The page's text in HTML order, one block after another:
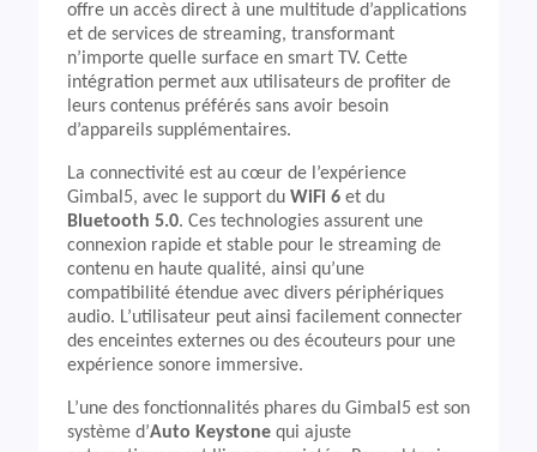
offre un accès direct à une multitude d’applications
et de services de streaming, transformant
n’importe quelle surface en smart TV. Cette
intégration permet aux utilisateurs de profiter de
leurs contenus préférés sans avoir besoin
d’appareils supplémentaires.
La connectivité est au cœur de l’expérience
Gimbal5, avec le support du WiFi 6 et du
Bluetooth 5.0. Ces technologies assurent une
connexion rapide et stable pour le streaming de
contenu en haute qualité, ainsi qu’une
compatibilité étendue avec divers périphériques
audio. L’utilisateur peut ainsi facilement connecter
des enceintes externes ou des écouteurs pour une
expérience sonore immersive.
L’une des fonctionnalités phares du Gimbal5 est son
système d’Auto Keystone qui ajuste